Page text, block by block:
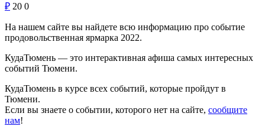
₽ 20 0
На нашем сайте вы найдете всю информацию про событие
продовольственная ярмарка 2022.
КудаТюмень — это интерактивная афиша самых интересных
событий Тюмени.
КудаТюмень в курсе всех событий, которые пройдут в
Тюмени.
Если вы знаете о событии, которого нет на сайте, сообщите
нам!